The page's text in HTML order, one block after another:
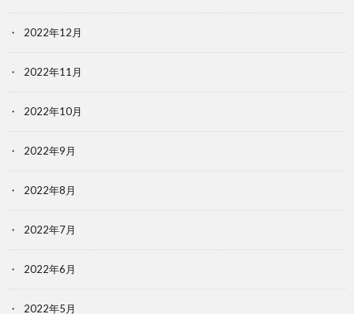
2022年12月
2022年11月
2022年10月
2022年9月
2022年8月
2022年7月
2022年6月
2022年5月